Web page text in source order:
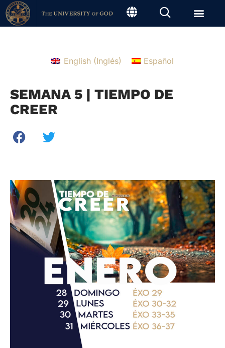
English(Inglés) Español
SEMANA 5 | TIEMPO DE
CREER